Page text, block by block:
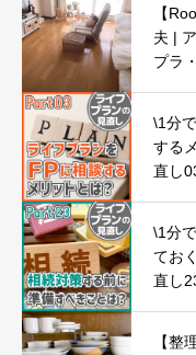
【
夫 |
プラ
\1分
する
直し
\1分
てお
直し
【整